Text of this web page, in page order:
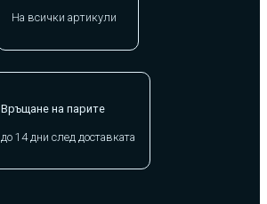
На всички артикули
Връщане на парите
до 14 дни след доставката